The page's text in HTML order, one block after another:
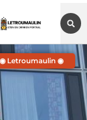
◉ Letroumaulin ◉